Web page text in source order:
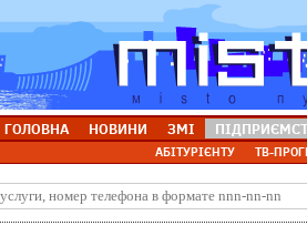
ГОЛОВНА НОВИНИ ЗМІ
АБІТУРІЄНТУ ТВ-